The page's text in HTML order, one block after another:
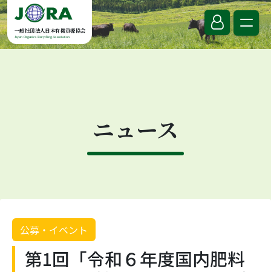
Skip to content
一般社団法人日本有機資源協会
Japan Organics Recycling Association
ニュース
公募・イベント
第1回「令和６年度国内肥料